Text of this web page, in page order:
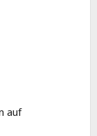
auf